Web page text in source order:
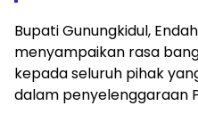
Bupati Gunungkidul,
menyampaikan rasa
kepada seluruh pihak
dalam penyelenggaraan